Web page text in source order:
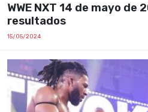
WWE NXT 14 de mayo
resultados
15/05/2024